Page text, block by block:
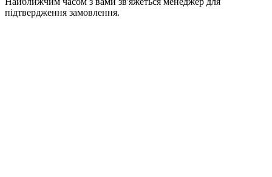
підтвердження замовлення.